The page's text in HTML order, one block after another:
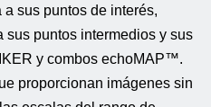
sus puntos de interés,
sus puntos intermedios y sus
y combos echoMAP™.
proporcionan imágenes sin